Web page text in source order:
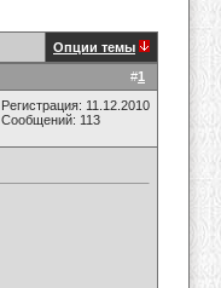
Опции темы
#1
Регистрация: 11.12.2010
Сообщений: 113